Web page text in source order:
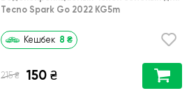
Tecno Spark Go 2022 KG5m
Кешбек 8 ₴
215 ₴ 150 ₴